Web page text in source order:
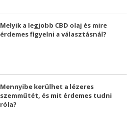
Melyik a legjobb CBD olaj és mire
érdemes figyelni a választásnál?
Mennyibe kerülhet a lézeres
szemműtét, és mit érdemes tudni
róla?